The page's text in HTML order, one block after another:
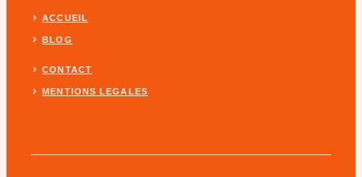
ACCUEIL
BLOG
CONTACT
MENTIONS LEGALES